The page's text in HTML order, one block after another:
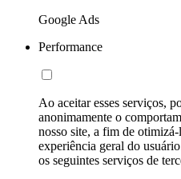
Google Ads
Performance
Ao aceitar esses serviços,
anonimamente o
nosso site, a fim de
experiência geral do
os seguintes serviços de